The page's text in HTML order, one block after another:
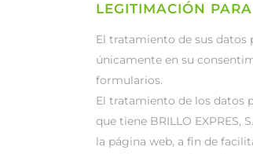
LEGITIMACIÓN
El tratamiento de sus datos
únicamente en su
formularios.
El tratamiento de los datos
que tiene BRILLO
la página web, a fin de